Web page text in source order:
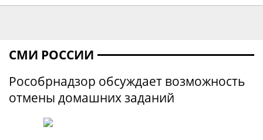
СМИ РОССИИ
Рособрнадзор обсуждает возможность
отмены домашних заданий